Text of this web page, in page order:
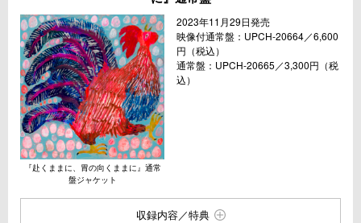
『赴くままに、胃の向くままに』通常
盤ジャケット
2023年11月29日発売
映像付通常盤：UPCH-20664／6,600
円（税込）
通常盤：UPCH-20665／3,300円（税
込）
収録内容／特典